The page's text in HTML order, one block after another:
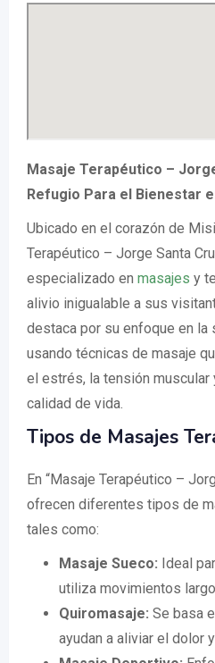
Masaje Terapéutico –
Refugio Para el Bienestar
Ubicado en el corazón de
Terapéutico – Jorge Santa
especializado en masajes y
alivio inigualable a sus
destaca por su enfoque en la
usando técnicas de masaje
el estrés, la tensión muscular
calidad de vida.
Tipos de Masajes
En “Masaje Terapéutico –
ofrecen diferentes tipos de
tales como:
Masaje Sueco: Ideal
utiliza movimientos
Quiromasaje: Se basa
ayudan a aliviar el dolor